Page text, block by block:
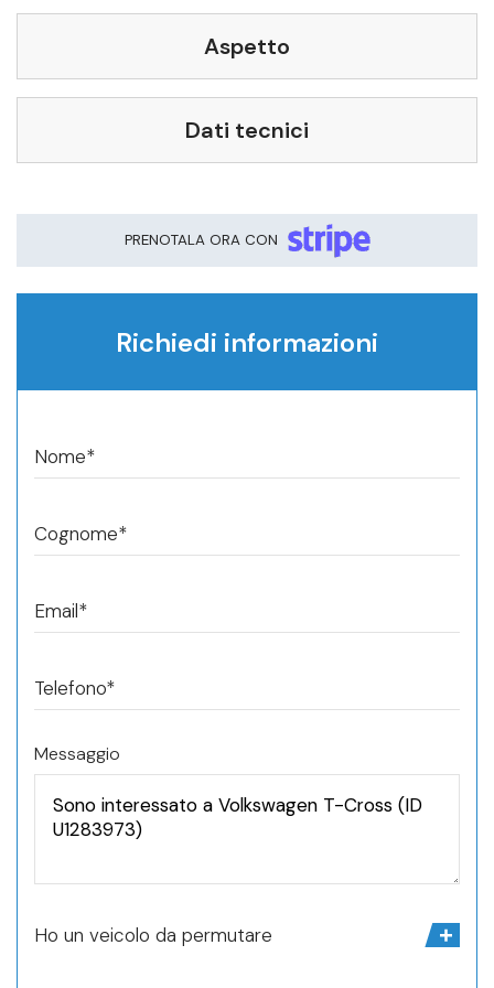
Aspetto
Dati tecnici
PRENOTALA ORA CON
Richiedi informazioni
Nome*
Cognome*
Email*
Telefono*
Messaggio
Ho un veicolo da permutare
Prenota ora questo veicolo